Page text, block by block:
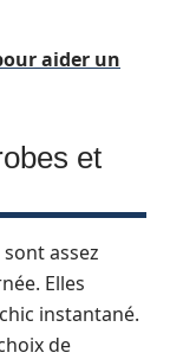
aider un
et
assez
Elles
instantané.
de